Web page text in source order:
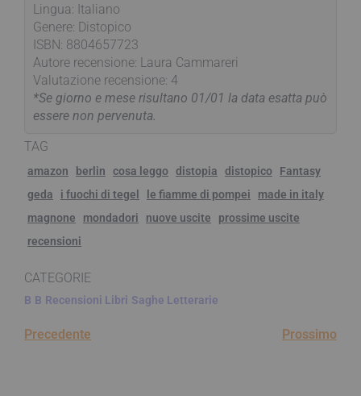
Lingua: Italiano
Genere: Distopico
ISBN: 8804657723
Autore recensione: Laura Cammareri
Valutazione recensione: 4
*Se giorno e mese risultano 01/01 la data esatta può
essere non pervenuta.
TAG
amazon berlin cosa leggo distopia distopico
Fantasy
geda
i fuochi di tegel le fiamme di pompei
made in italy
magnone
mondadori nuove uscite
prossime uscite
recensioni
CATEGORIE
B B Recensioni Libri Saghe Letterarie
Precedente Prossimo